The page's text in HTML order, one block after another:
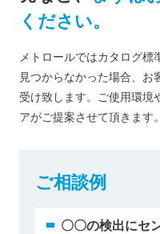
ください。
メトロールではカタログ
見つからなかった場合、お
受け致します。ご使用環境
アがご提案させて頂きます
ご相談例
〇〇の検出にセ